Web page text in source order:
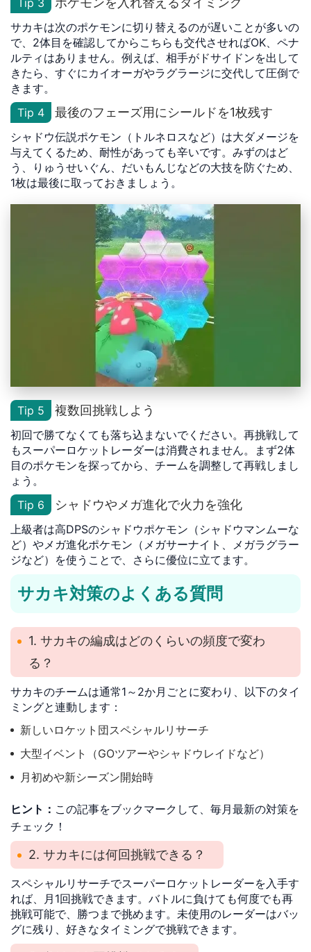
Tip 3
サカキは次のポケモンに切り替えるのが遅いことが多いの
で、2体目を確認してからこちらも交代させればOK、ペナ
ルティはありません。例えば、相手がドサイドンを出して
きたら、すぐにカイオーガやラグラージに交代して圧倒で
きます。
Tip 4
最後のフェーズ用にシールドを1枚残す
シャドウ伝説ポケモン（トルネロスなど）は大ダメージを
与えてくるため、耐性があっても辛いです。みずのはど
う、りゅうせいぐん、だいもんじなどの大技を防ぐため、
1枚は最後に取っておきましょう。
Tip 5 複数回挑戦しよう
初回で勝てなくても落ち込まないでください。再挑戦して
もスーパーロケットレーダーは消費されません。まず2体
目のポケモンを探ってから、チームを調整して再戦しまし
ょう。
Tip 6
シャドウやメガ進化で火力を強化
上級者は高DPSのシャドウポケモン（シャドウマンムーな
ど）やメガ進化ポケモン（メガサーナイト、メガラグラー
ジなど）を使うことで、さらに優位に立てます。
サカキ対策のよくある質問
1. サカキの編成はどのくらいの頻度で変わ
る？
サカキのチームは通常1～2か月ごとに変わり、以下のタイ
ミングと連動します：
新しいロケット団スペシャルリサーチ
大型イベント（GOツアーやシャドウレイドなど）
月初めや新シーズン開始時
ヒント： この記事をブックマークして、毎月最新の対策を
チェック！
2. サカキには何回挑戦できる？
スペシャルリサーチでスーパーロケットレーダーを入手す
れば、月1回挑戦できます。バトルに負けても何度でも再
挑戦可能で、勝つまで挑めます。未使用のレーダーはバッ
グに残り、好きなタイミングで挑戦できます。